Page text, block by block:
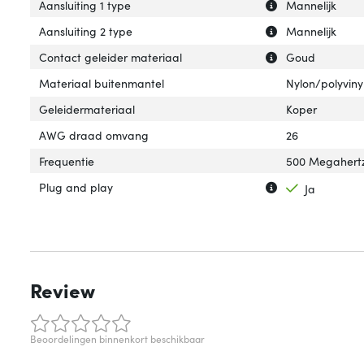
Uitleg over
Verberg uitleg
Aansluiting 1 type
Mannelijk
Uitleg over
Verberg uitleg
Aansluiting 2 type
Mannelijk
Uitleg over
Verberg uitleg
Contact geleider materiaal
Goud
Materiaal buitenmantel
Nylon/
Geleidermateriaal
Koper
AWG draad omvang
26
Frequentie
500
Uitleg over 'Plug
Verberg uitleg
Plug and play Ja
Review
Beoordelingen binnenkort beschikbaar